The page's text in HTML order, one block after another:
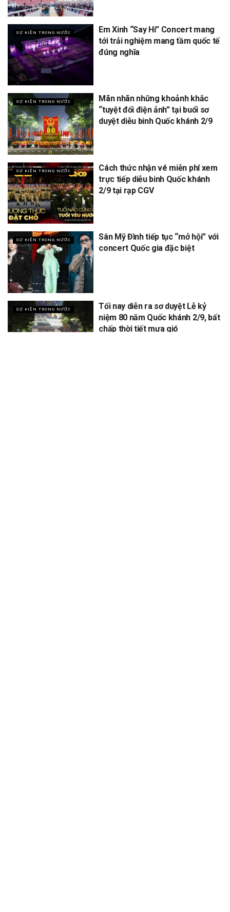
SỰ KIỆN TRONG NƯỚC
Em Xinh “Say Hi” Concert mang
tới trải nghiệm mang tầm quốc tế
đúng nghĩa
SỰ KIỆN TRONG NƯỚC
Mãn nhãn những khoảnh khắc
“tuyệt đối điện ảnh” tại buổi sơ
duyệt diễu binh Quốc khánh 2/9
SỰ KIỆN TRONG NƯỚC
Cách thức nhận vé miễn phí xem
trực tiếp diễu binh Quốc khánh
2/9 tại rạp CGV
SỰ KIỆN TRONG NƯỚC
Sân Mỹ Đình tiếp tục “mở hội” với
concert Quốc gia đặc biệt
SỰ KIỆN TRONG NƯỚC
Tối nay diễn ra sơ duyệt Lễ kỷ
niệm 80 năm Quốc khánh 2/9, bất
chấp thời tiết mưa gió